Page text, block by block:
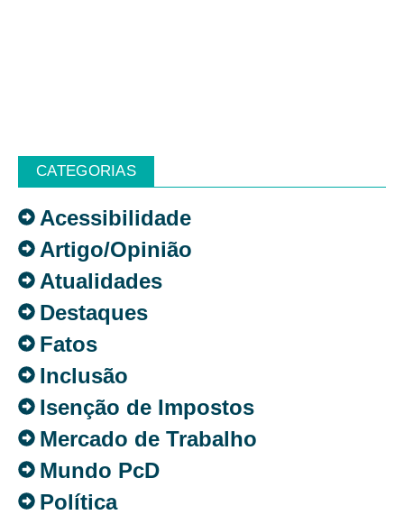
CATEGORIAS
Acessibilidade
Artigo/Opinião
Atualidades
Destaques
Fatos
Inclusão
Isenção de Impostos
Mercado de Trabalho
Mundo PcD
Política